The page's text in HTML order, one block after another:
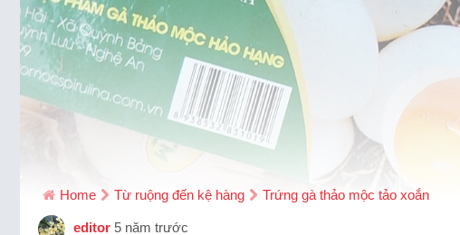
Home Từ ruộng đến kệ hàng Trứng gà thảo mộc tảo xoắn
editor 5 năm trước